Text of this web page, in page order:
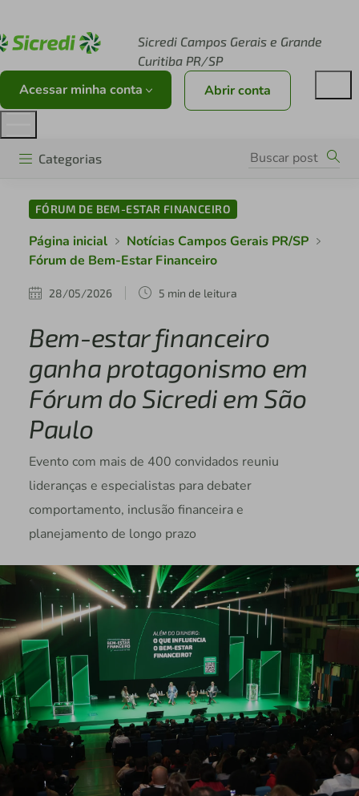
Sicredi Campos Gerais e Grande
Curitiba PR/SP
Acessar minha conta Abrir conta
Categorias
FÓRUM DE BEM-ESTAR FINANCEIRO
Página inicial
Notícias Campos Gerais PR/SP
Fórum de Bem-Estar Financeiro
28/05/2026 5 min de leitura
Bem-estar financeiro
ganha protagonismo em
Fórum do Sicredi em São
Paulo
Evento com mais de 400 convidados reuniu
lideranças e especialistas para debater
comportamento, inclusão financeira e
planejamento de longo prazo